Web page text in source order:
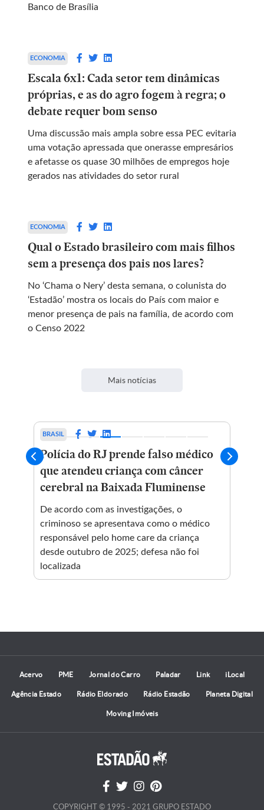
Banco de Brasília
ECONOMIA
Escala 6x1: Cada setor tem dinâmicas
próprias, e as do agro fogem à regra; o
debate requer bom senso
Uma discussão mais ampla sobre essa PEC evitaria
uma votação apressada que onerasse empresários
e afetasse os quase 30 milhões de empregos hoje
gerados nas atividades do setor rural
ECONOMIA
Qual o Estado brasileiro com mais filhos
sem a presença dos pais nos lares?
No ‘Chama o Nery’ desta semana, o colunista do
‘Estadão’ mostra os locais do País com maior e
menor presença de pais na família, de acordo com
o Censo 2022
Mais notícias
BRASIL
Polícia do RJ prende falso médico
que atendeu criança com câncer
cerebral na Baixada Fluminense
De acordo com as investigações, o
criminoso se apresentava como o médico
responsável pelo home care da criança
desde outubro de 2025; defesa não foi
localizada
Acervo PME Jornal do Carro Paladar Link iLocal
Agência Estado Rádio Eldorado Rádio Estadão Planeta Digital
Moving Imóveis
COPYRIGHT © 1995 - 2021 GRUPO ESTADO